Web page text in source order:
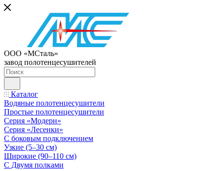
ООО «МСталь»
завод полотенцесушителей
Каталог
Водяные полотенцесушители
Простые полотенцесушители
Серия «Модерн»
Серия «Лесенки»
С боковым подключением
Узкие (5–30 см)
Широкие (90–110 см)
С Двумя полками